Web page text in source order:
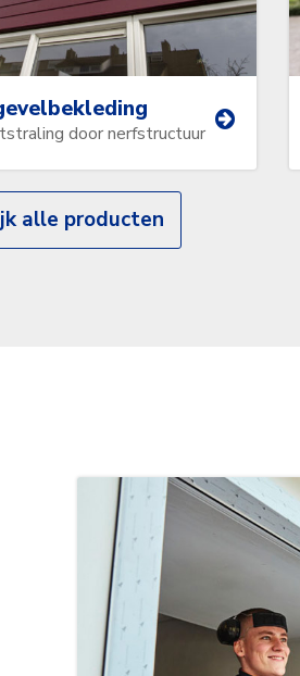
door nerfstructuur
alle producten